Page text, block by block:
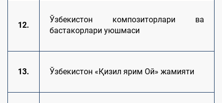
12.
Ўзбекистон композиторлари ва
бастакорлари уюшмаси
13. Ўзбекистон «Қизил ярим Ой» жамияти